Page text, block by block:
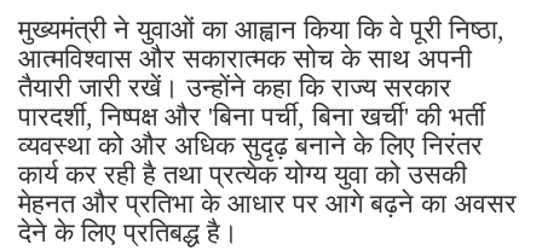
मुख्यमंत्री ने युवाओं का आह्वान किया कि वे पूरी निष्ठा,
आत्मविश्वास और सकारात्मक सोच के साथ अपनी
तैयारी जारी रखें। उन्होंने कहा कि राज्य सरकार
पारदर्शी, निष्पक्ष और 'बिना पर्ची, बिना खर्ची' की भर्ती
व्यवस्था को और अधिक सुदृढ़ बनाने के लिए निरंतर
कार्य कर रही है तथा प्रत्येक योग्य युवा को उसकी
मेहनत और प्रतिभा के आधार पर आगे बढ़ने का अवसर
देने के लिए प्रतिबद्ध है।